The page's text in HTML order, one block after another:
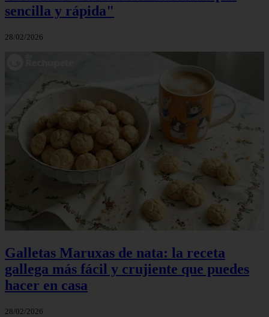
sencilla y rápida"
28/02/2026
Galletas Maruxas de nata: la receta
gallega más fácil y crujiente que puedes
hacer en casa
28/02/2026